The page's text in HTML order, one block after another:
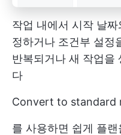
작업 내에서 시작 날
정하거나 조건부 설정
반복되거나 새 작업을
다
Convert to standard
를 사용하면 쉽게 플